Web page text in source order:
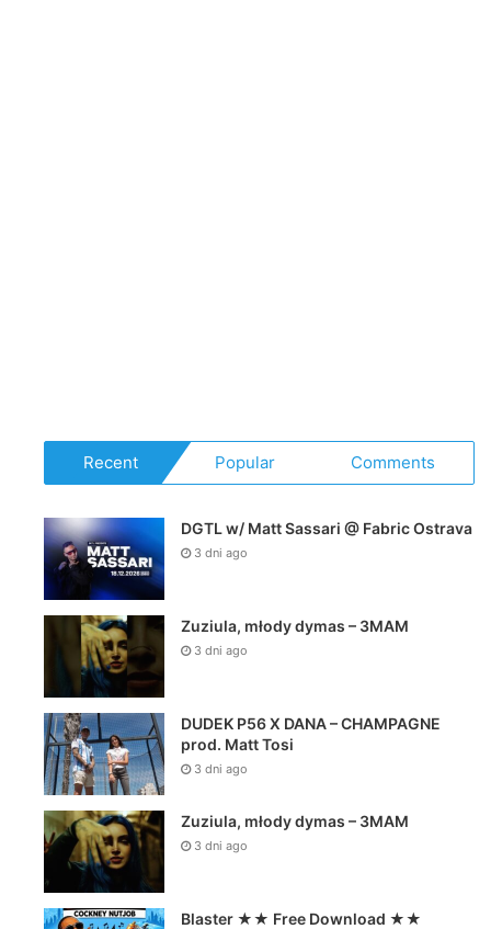
Recent Popular Comments
DGTL w/ Matt Sassari @ Fabric Ostrava
3 dni ago
Zuziula, młody dymas – 3MAM
3 dni ago
DUDEK P56 X DANA – CHAMPAGNE
prod. Matt Tosi
3 dni ago
Zuziula, młody dymas – 3MAM
3 dni ago
Blaster ★★ Free Download ★★